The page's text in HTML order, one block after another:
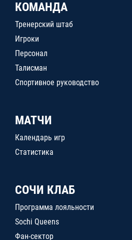
КОМАНДА
Тренерский штаб
Игроки
Персонал
Талисман
Спортивное руководство
МАТЧИ
Календарь игр
Статистика
СОЧИ КЛАБ
Программа лояльности
Sochi Queens
Фан-сектор